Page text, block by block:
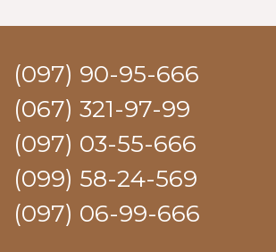
(097) 90-95-666
(067) 321-97-99
(097) 03-55-666
(099) 58-24-569
(097) 06-99-666